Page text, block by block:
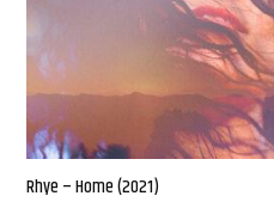
Rhye – Home (2021)